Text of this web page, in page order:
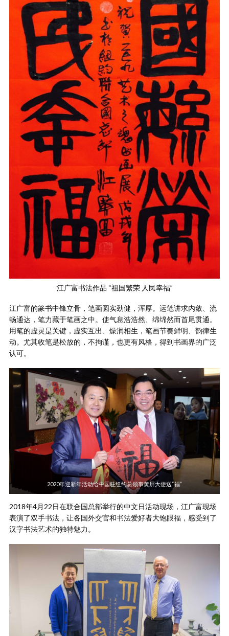
江广富书法作品 “祖国繁荣 人民幸福”
江广富的篆书中锋立骨，笔画圆实劲健，浑厚。运笔讲求内敛、流
畅通达，笔力藏于笔画之中。使气息浩浩然、绵绵然而首尾贯通。
用笔的虚灵是关键，虚实互出、燥润相生，笔画节奏鲜明、韵律生
动。尤其收笔是松放的，不拘谨，也更有风格，得到书画界的广泛
认可。
2020年迎新年活动给中国驻纽约总领事黄屏大使送“福”
2018年4月22日在联合国总部举行的中文日活动现场，江广富现场
表演了双手书法，让各国外交官和书法爱好者大饱眼福，感受到了
汉字书法艺术的独特魅力。